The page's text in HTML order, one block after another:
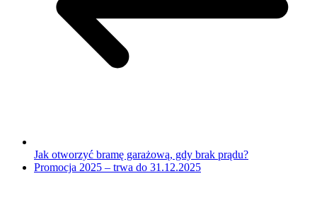
Jak otworzyć bramę garażową, gdy brak prądu?
Promocja 2025 – trwa do 31.12.2025